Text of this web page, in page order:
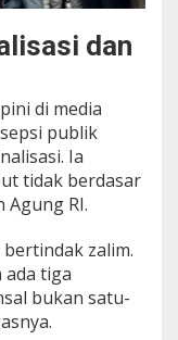
dan
di media
publik
Ia
tidak berdasar
Agung RI.
zalim.
ada tiga
bukan satu-